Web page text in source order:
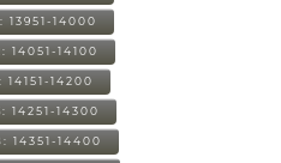
13951-14000
14051-14100
14151-14200
14251-14300
14351-14400